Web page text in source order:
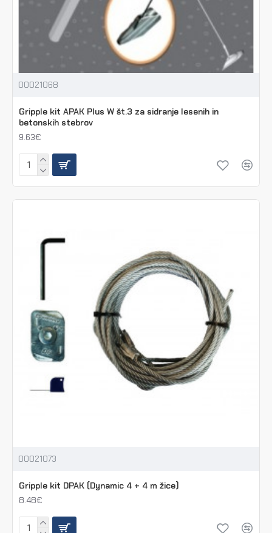
00021068
Gripple kit APAK Plus W št.3 za sidranje lesenih in
betonskih stebrov
9.63€
00021073
Gripple kit DPAK (Dynamic 4 + 4 m žice)
8.48€